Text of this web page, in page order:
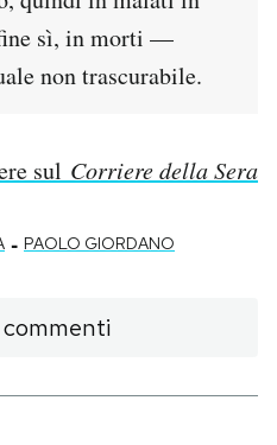
sì, in morti —
non trascurabile.
sul Corriere della Sera
- PAOLO GIORDANO